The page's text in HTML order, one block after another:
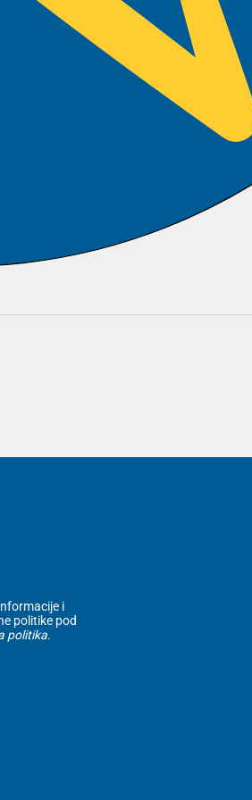
i
politike pod
politika.